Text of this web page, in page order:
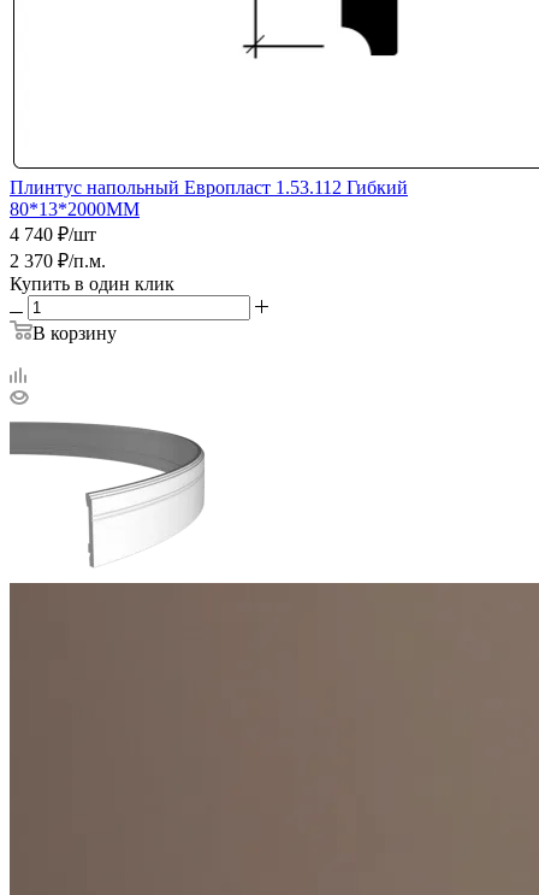
Плинтус напольный Европласт 1.53.112 Гибкий
80*13*2000ММ
4 740 ₽/шт
2 370 ₽/п.м.
Купить в один клик
В корзину